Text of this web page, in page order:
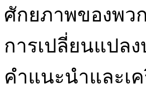
ศักยภาพของพว
การเปลี่ยนแปล
คำแนะนำและเ